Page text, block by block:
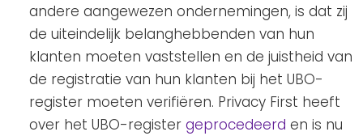
andere aangewezen ondernemingen, is dat zij
de uiteindelijk belanghebbenden van hun
klanten moeten vaststellen en de juistheid van
de registratie van hun klanten bij het UBO-
register moeten verifiëren. Privacy First heeft
over het UBO-register geprocedeerd en is nu